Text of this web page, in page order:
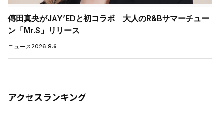
傳田真央がJAY’EDと初コラボ 大人のR&Bサマーチュー
ン「Mr.S」リリース
ニュース2026.8.6
アクセスランキング